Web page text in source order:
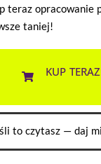
teraz opracowanie
taniej!
KUP
to czytasz — daj